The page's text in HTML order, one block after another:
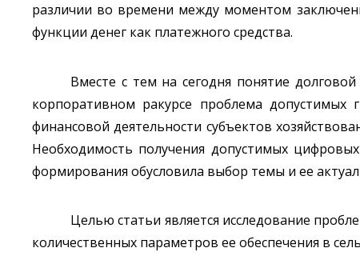
различии во времени между моментом
функции денег как платежного средства.
Вместе с тем на сегодня понятие
корпоративном ракурсе проблема
финансовой деятельности субъектов
Необходимость получения допустимых
формирования обусловила выбор темы и ее
Целью статьи является исследование
количественных параметров ее обеспечения в